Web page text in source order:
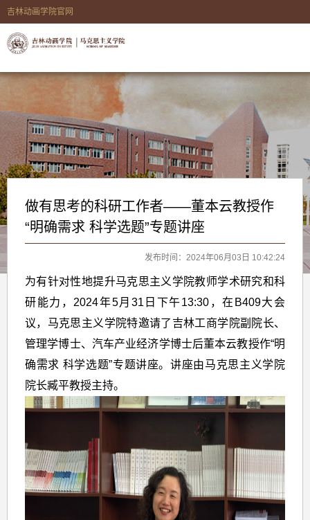
吉林动画学院官网
做有思考的科研工作者——董本云教授作
“明确需求 科学选题”专题讲座
发布时间：2024年06月03日 10:42:24
为有针对性地提升马克思主义学院教师学术研究和科
研能力，2024年5月31日下午13:30，在B409大会
议，马克思主义学院特邀请了吉林工商学院副院长、
管理学博士、汽车产业经济学博士后董本云教授作“明
确需求 科学选题”专题讲座。讲座由马克思主义学院
院长臧平教授主持。